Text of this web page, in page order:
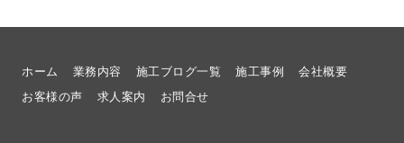
ホーム 業務内容 施工ブログ一覧 施工事例
会社概要
お客様の声
求人案内 お問合せ